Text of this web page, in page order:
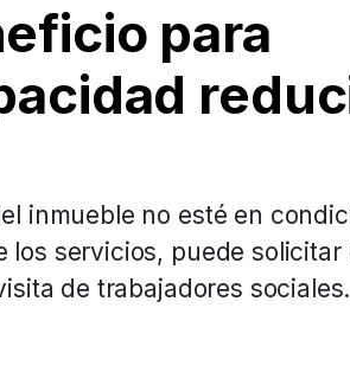
para
inmueble no esté en
los servicios, puede solicitar
de trabajadores sociales.